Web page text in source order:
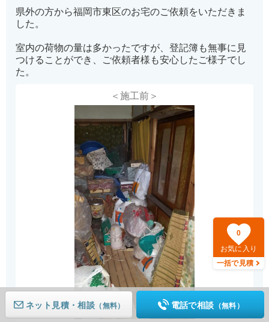
0
お気に入り
一括で見積
県外の方から福岡市東区のお宅のご依頼をいただきま
した。
室内の荷物の量は多かったですが、登記簿も無事に見
つけることができ、ご依頼者様も安心したご様子でし
た。
＜施工前＞
ネット見積 （無料） 電話で相談 （無料）